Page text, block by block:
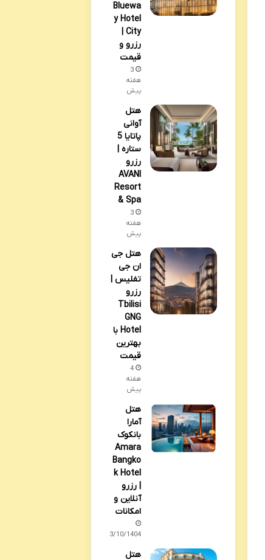
Bluewa
y Hotel
City |
رزرو و
قیمت
3
هفته
پیش
هتل
آوانی
پاتایا 5
ستاره |
رزرو
AVANI
Resort
& Spa
3
هفته
پیش
هتل جی
ان جی
تفلیس |
رزرو
Tbilisi
GNG
Hotel با
بهترین
قیمت
4
هفته
پیش
هتل
آمارا
بانکوک
Amara
Bangko
k Hotel
| رزرو
آنلاین و
امکانات
03/10/1404
هتل